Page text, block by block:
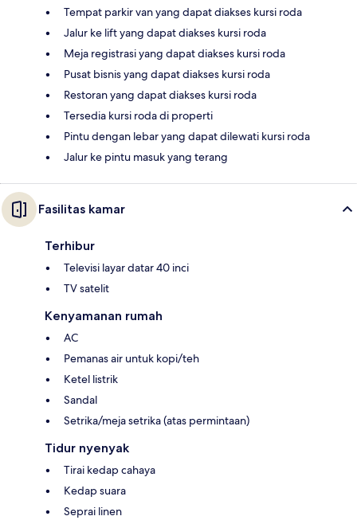
Tempat parkir van yang dapat diakses kursi roda
Jalur ke lift yang dapat diakses kursi roda
Meja registrasi yang dapat diakses kursi roda
Pusat bisnis yang dapat diakses kursi roda
Restoran yang dapat diakses kursi roda
Tersedia kursi roda di properti
Pintu dengan lebar yang dapat dilewati kursi roda
Jalur ke pintu masuk yang terang
Fasilitas kamar
Terhibur
Televisi layar datar 40 inci
TV satelit
Kenyamanan rumah
AC
Pemanas air untuk kopi/teh
Ketel listrik
Sandal
Setrika/meja setrika (atas permintaan)
Tidur nyenyak
Tirai kedap cahaya
Kedap suara
Seprai linen